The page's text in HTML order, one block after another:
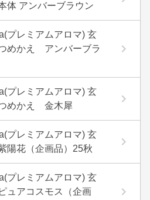
体 アンバーブラウン
プレミアムアロマ) 玄
めかえ アンバーブラ
プレミアムアロマ) 玄
めかえ 金木犀
プレミアムアロマ) 玄
陽花（企画品）25秋
プレミアムアロマ) 玄
ュアコスモス（企画